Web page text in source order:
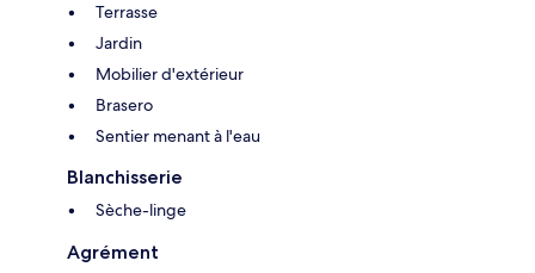
Terrasse
Jardin
Mobilier d'extérieur
Brasero
Sentier menant à l'eau
Blanchisserie
Sèche-linge
Agrément